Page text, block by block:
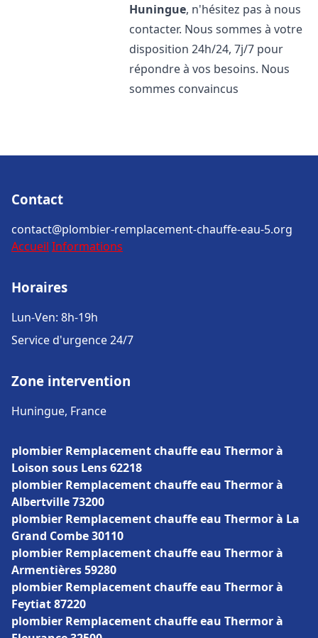
Huningue, n'hésitez pas à nous
contacter. Nous sommes à votre
disposition 24h/24, 7j/7 pour
répondre à vos besoins. Nous
sommes convaincus
Contact
contact@plombier-remplacement-chauffe-eau-5.org
Accueil Informations
Horaires
Lun-Ven: 8h-19h
Service d'urgence 24/7
Zone intervention
Huningue, France
plombier Remplacement chauffe eau Thermor à
Loison sous Lens 62218
plombier Remplacement chauffe eau Thermor à
Albertville 73200
plombier Remplacement chauffe eau Thermor à La
Grand Combe 30110
plombier Remplacement chauffe eau Thermor à
Armentières 59280
plombier Remplacement chauffe eau Thermor à
Feytiat 87220
plombier Remplacement chauffe eau Thermor à